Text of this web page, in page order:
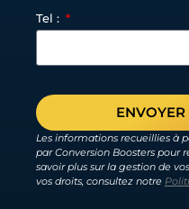
Tel :
Les informations recueillies à
par Conversion Boosters pour
savoir plus sur la gestion de
vos droits, consultez notre